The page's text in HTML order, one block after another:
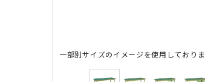
一部別サイズのイメージを使用しておりま